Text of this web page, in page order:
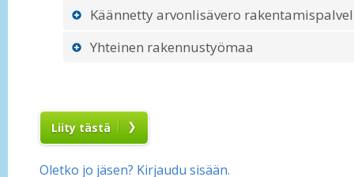
Käännetty arvonlisävero
Yhteinen rakennustyömaa
Liity tästä
Oletko jo jäsen? Kirjaudu sisään.